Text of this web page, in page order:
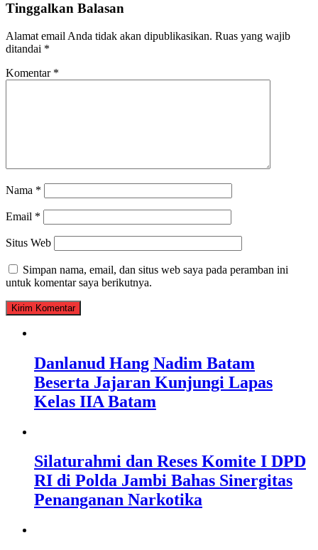
Tinggalkan Balasan
Alamat email Anda tidak akan dipublikasikan. Ruas yang wajib
ditandai *
Komentar *
Nama *
Email *
Situs Web
Simpan nama, email, dan situs web saya pada peramban ini
untuk komentar saya berikutnya.
Danlanud Hang Nadim Batam
Beserta Jajaran Kunjungi Lapas
Kelas IIA Batam
Silaturahmi dan Reses Komite I DPD
RI di Polda Jambi Bahas Sinergitas
Penanganan Narkotika